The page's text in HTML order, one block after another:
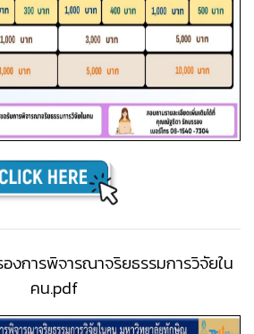
งการพิจารณาจริยธรรมการวิจัยใน
คน.pdf